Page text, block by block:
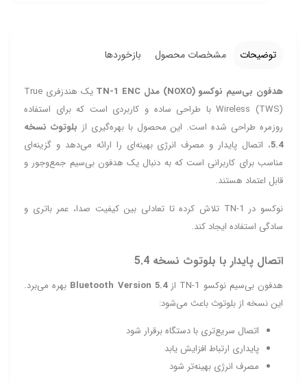
توضیحات مشخصات محصول بازخوردها
هدفون بی‌سیم نوکسو (NOXO) مدل TN‑1 ENC
یک هندزفری True
Wireless (TWS) با طراحی ساده و کاربردی است که برای استفاده
روزمره طراحی شده است. این محصول با بهره‌گیری از بلوتوث نسخه
5.4، اتصال پایدار و مصرف انرژی بهینه‌ای را ارائه می‌دهد و گزینه‌ای
مناسب برای کاربرانی است که به دنبال یک هدفون بی‌سیم جمع‌وجور و
قابل اعتماد هستند.
نوکسو در TN‑1 تلاش کرده تا تعادلی بین کیفیت صدا، عمر باتری و
سادگی استفاده ایجاد کند.
اتصال پایدار با بلوتوث نسخه 5.4
هدفون بی‌سیم نوکسو TN‑1 از Bluetooth Version 5.4 بهره می‌برد.
این نسخه از بلوتوث باعث می‌شود:
اتصال سریع‌تری با دستگاه برقرار شود
پایداری ارتباط افزایش یابد
مصرف انرژی بهینه‌تر شود